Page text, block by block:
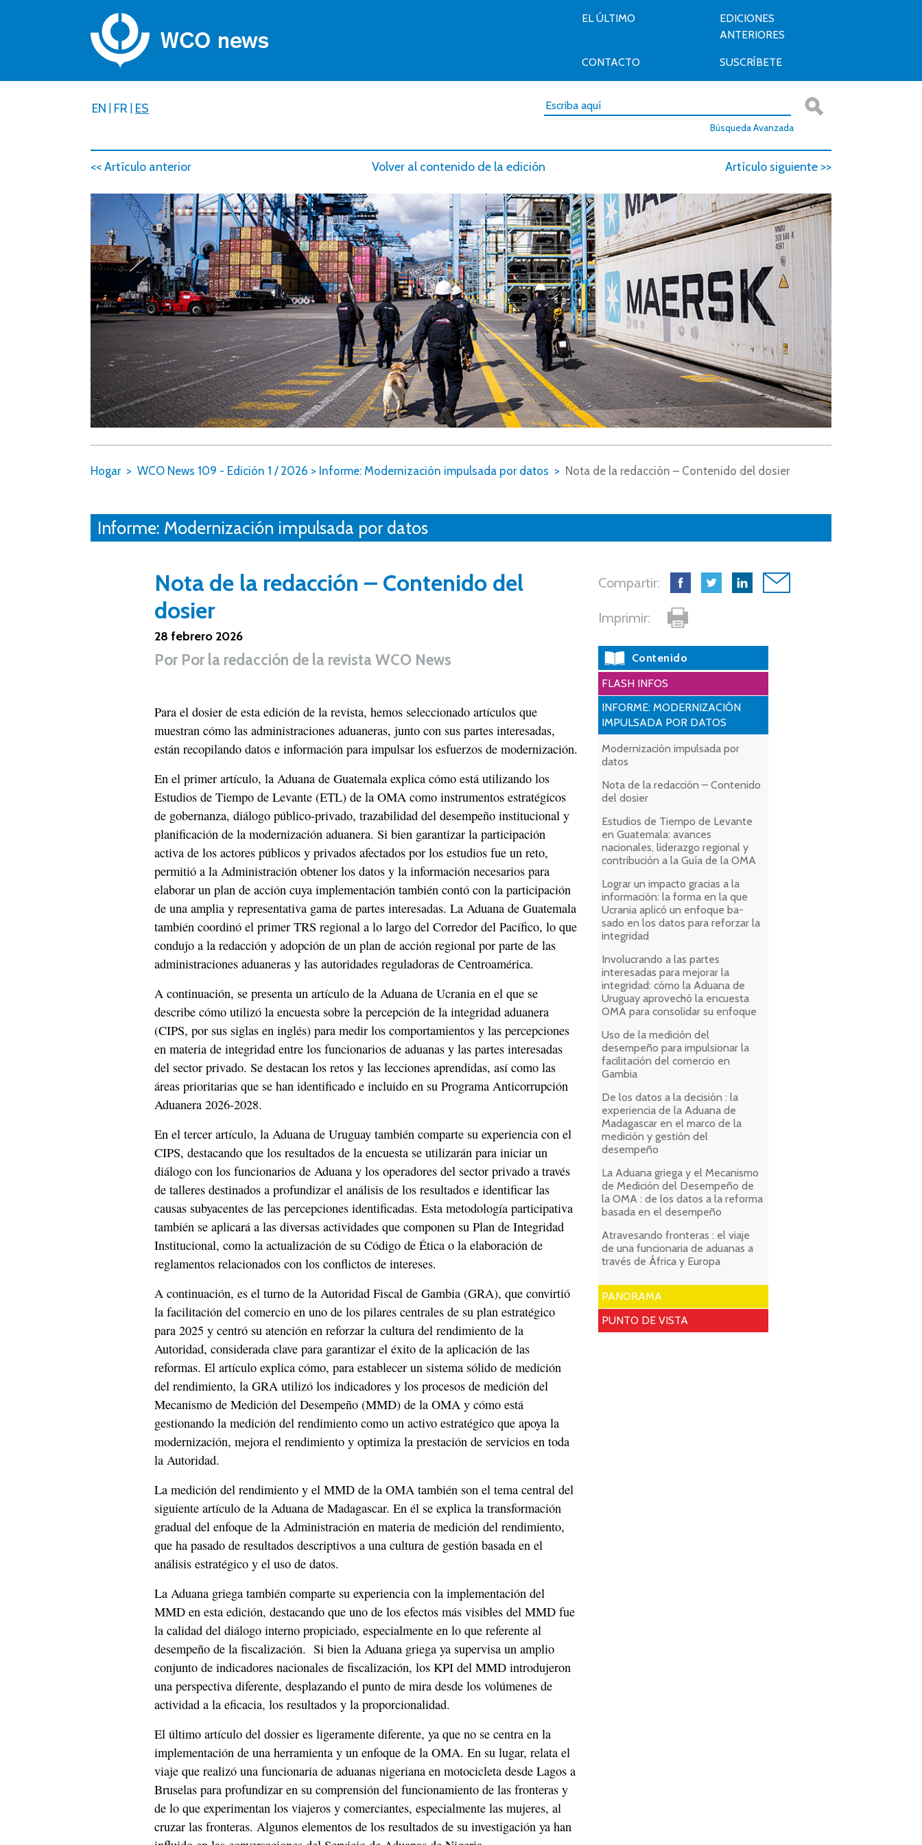
EL ÚLTIMO
EDICIONES
ANTERIORES
CONTACTO SUSCRÍBETE
EN | FR | ES
Búsqueda Avanzada
<< Artículo anterior Volver al contenido de la edición Artículo siguiente >>
Hogar WCO News 109 - Edición 1 / 2026 > Informe: Modernización impulsada por datos Nota de la redacción – Contenido del dosier
Informe: Modernización impulsada por datos
Nota de la redacción – Contenido del
dosier
28 febrero 2026
Por Por la redacción de la revista WCO News
Para el dosier de esta edición de la revista, hemos seleccionado artículos que
muestran cómo las administraciones aduaneras, junto con sus partes interesadas,
están recopilando datos e información para impulsar los esfuerzos de modernización.
En el primer artículo, la Aduana de Guatemala explica cómo está utilizando los
Estudios de Tiempo de Levante (ETL) de la OMA como instrumentos estratégicos
de gobernanza, diálogo público-privado, trazabilidad del desempeño institucional y
planificación de la modernización aduanera. Si bien garantizar la participación
activa de los actores públicos y privados afectados por los estudios fue un reto,
permitió a la Administración obtener los datos y la información necesarios para
elaborar un plan de acción cuya implementación también contó con la participación
de una amplia y representativa gama de partes interesadas. La Aduana de Guatemala
también coordinó el primer TRS regional a lo largo del Corredor del Pacífico, lo que
condujo a la redacción y adopción de un plan de acción regional por parte de las
administraciones aduaneras y las autoridades reguladoras de Centroamérica.
A continuación, se presenta un artículo de la Aduana de Ucrania en el que se
describe cómo utilizó la encuesta sobre la percepción de la integridad aduanera
(CIPS, por sus siglas en inglés) para medir los comportamientos y las percepciones
en materia de integridad entre los funcionarios de aduanas y las partes interesadas
del sector privado. Se destacan los retos y las lecciones aprendidas, así como las
áreas prioritarias que se han identificado e incluido en su Programa Anticorrupción
Aduanera 2026-2028.
En el tercer artículo, la Aduana de Uruguay también comparte su experiencia con el
CIPS, destacando que los resultados de la encuesta se utilizarán para iniciar un
diálogo con los funcionarios de Aduana y los operadores del sector privado a través
de talleres destinados a profundizar el análisis de los resultados e identificar las
causas subyacentes de las percepciones identificadas. Esta metodología participativa
también se aplicará a las diversas actividades que componen su Plan de Integridad
Institucional, como la actualización de su Código de Ética o la elaboración de
reglamentos relacionados con los conflictos de intereses.
A continuación, es el turno de la Autoridad Fiscal de Gambia (GRA), que convirtió
la facilitación del comercio en uno de los pilares centrales de su plan estratégico
para 2025 y centró su atención en reforzar la cultura del rendimiento de la
Autoridad, considerada clave para garantizar el éxito de la aplicación de las
reformas. El artículo explica cómo, para establecer un sistema sólido de medición
del rendimiento, la GRA utilizó los indicadores y los procesos de medición del
Mecanismo de Medición del Desempeño (MMD) de la OMA y cómo está
gestionando la medición del rendimiento como un activo estratégico que apoya la
modernización, mejora el rendimiento y optimiza la prestación de servicios en toda
la Autoridad.
La medición del rendimiento y el MMD de la OMA también son el tema central del
siguiente artículo de la Aduana de Madagascar. En él se explica la transformación
gradual del enfoque de la Administración en materia de medición del rendimiento,
que ha pasado de resultados descriptivos a una cultura de gestión basada en el
análisis estratégico y el uso de datos.
La Aduana griega también comparte su experiencia con la implementación del
MMD en esta edición, destacando que uno de los efectos más visibles del MMD fue
la calidad del diálogo interno propiciado, especialmente en lo que referente al
desempeño de la fiscalización. Si bien la Aduana griega ya supervisa un amplio
conjunto de indicadores nacionales de fiscalización, los KPI del MMD introdujeron
una perspectiva diferente, desplazando el punto de mira desde los volúmenes de
actividad a la eficacia, los resultados y la proporcionalidad.
El último artículo del dossier es ligeramente diferente, ya que no se centra en la
implementación de una herramienta y un enfoque de la OMA. En su lugar, relata el
viaje que realizó una funcionaria de aduanas nigeriana en motocicleta desde Lagos a
Bruselas para profundizar en su comprensión del funcionamiento de las fronteras y
de lo que experimentan los viajeros y comerciantes, especialmente las mujeres, al
cruzar las fronteras. Algunos elementos de los resultados de su investigación ya han
Compartir:
Imprimir:
Contenido
FLASH INFOS
INFORME: MODERNIZACIÓN
IMPULSADA POR DATOS
Modernización impulsada por
datos
Nota de la redacción – Contenido
del dosier
Estudios de Tiempo de Levante
en Guatemala: avances
nacionales, liderazgo regional y
contribución a la Guía de la OMA
Lograr un impacto gracias a la
información: la forma en la que
Ucrania aplicó un enfoque ba-
sado en los datos para reforzar la
integridad
Involucrando a las partes
interesadas para mejorar la
integridad: cómo la Aduana de
Uruguay aprovechó la encuesta
OMA para consolidar su enfoque
Uso de la medición del
desempeño para impulsionar la
facilitación del comercio en
Gambia
De los datos a la decisión : la
experiencia de la Aduana de
Madagascar en el marco de la
medición y gestión del
desempeño
La Aduana griega y el Mecanismo
de Medición del Desempeño de
la OMA : de los datos a la reforma
basada en el desempeño
Atravesando fronteras : el viaje
de una funcionaria de aduanas a
través de África y Europa
PANORAMA
PUNTO DE VISTA